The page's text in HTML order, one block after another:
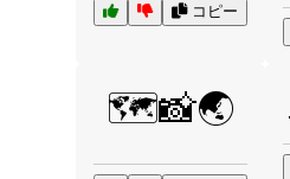
コピー
🗺️📸🌏